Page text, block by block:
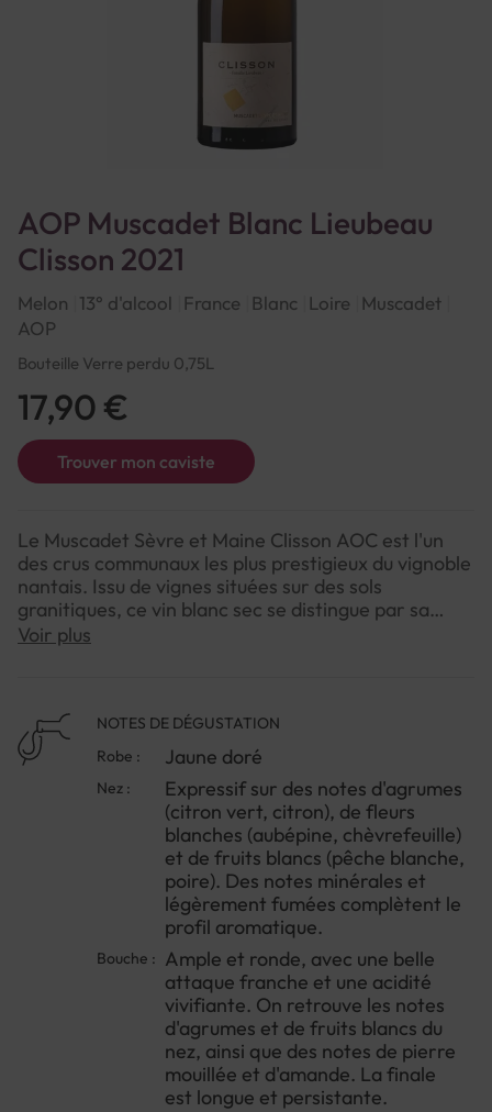
AOP Muscadet Blanc Lieubeau
Clisson 2021
Melon 13° d'alcool France Blanc Loire
Muscadet
AOP
Bouteille Verre perdu 0,75L
Trouver mon caviste
17,90 €
Le Muscadet Sèvre et Maine Clisson AOC est l'un
des crus communaux les plus prestigieux du vignoble
nantais. Issu de vignes situées sur des sols
granitiques, ce vin blanc sec se distingue par sa
minéralité et sa complexité.
qualité. Le AOP Muscadet Blanc Lieubeau Clisson
2021 est un vin d'une belle couleur jaune paille. Le
nez est expressif et aromatique, avec des notes de
fleurs blanches, d'agrumes et de fruits blancs. La
bouche est ample et ronde, avec une belle fraîcheur
et une finale persistante.
Voir plus
NOTES DE DÉGUSTATION
Robe :
Jaune doré
Nez :
Expressif sur des notes d'agrumes
(citron vert, citron), de fleurs
blanches (aubépine, chèvrefeuille)
et de fruits blancs (pêche blanche,
poire). Des notes minérales et
légèrement fumées complètent le
profil aromatique.
Bouche : Ample et ronde, avec une belle
attaque franche et une acidité
vivifiante. On retrouve les notes
d'agrumes et de fruits blancs du
nez, ainsi que des notes de pierre
mouillée et d'amande. La finale
est longue et persistante.